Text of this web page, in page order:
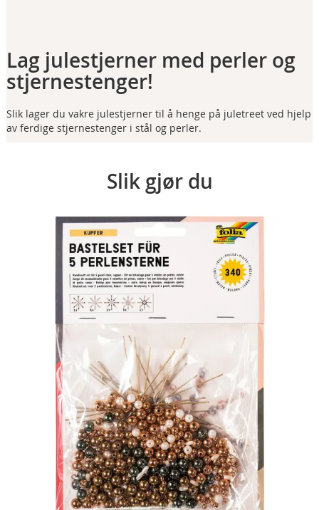
Lag julestjerner med perler og
stjernestenger!
Slik lager du vakre julestjerner til å henge på juletreet ved hjelp
av ferdige stjernestenger i stål og perler.
Slik gjør du